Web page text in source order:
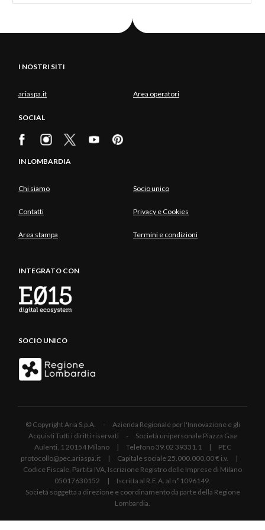
I NOSTRI SITI
ariaspa.it Area operatori
SOCIAL
IN LOMBARDIA
Chi siamo Socio unico
Contatti Privacy e Cookies
Area stampa Termini e condizioni
INTEGRATO CON
SOCIO UNICO
© Copyright Aria S.p.A. - Azienda Regionale per l'Innovazione e gli
Acquisti Tutti i diritti riservati - Società unipersonale Piazza Gae
Aulenti, 1 20154 Milano | Telefono 39.02 39331.1 | PEC
protocollo@pec.ariaspa.it | Capitale sociale 25.000.000,00 € i.v. |
Codice Fiscale, Partita IVA, Iscrizione Registro delle Imprese di Milano
05017630152 | Iscritta al R.E.A. al n°1096149.
Società soggetta a direzione e coordinamento da parte della Regione
Lombardia.